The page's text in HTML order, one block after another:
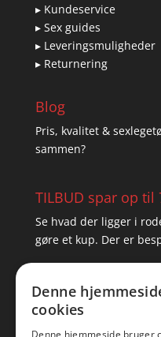
▸ Kundeservice
▸ Sex guides
▸ Leveringsmuligheder
▸ Returnering
Blog
Pris, kvalitet &
sammen?
TILBUD spar op til
Se hvad der ligger i
gøre et kup. Der er
Denne
cookies
Denne hjemmeside bruger